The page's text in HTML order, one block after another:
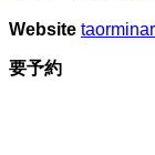
Website
要予約